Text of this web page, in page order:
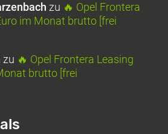
zu 🔥 Opel Frontera
im Monat brutto [frei
zu 🔥 Opel Frontera Leasing
brutto [frei